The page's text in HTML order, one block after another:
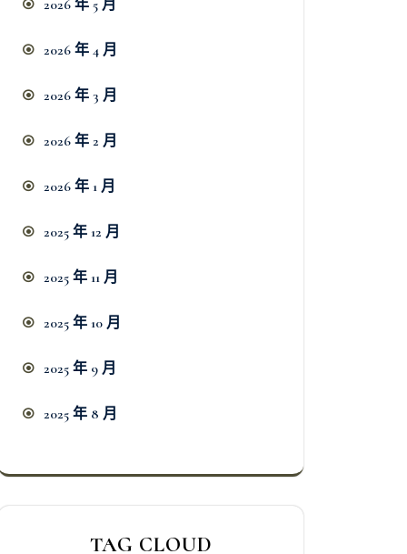
2026 年 5 月
2026 年 4 月
2026 年 3 月
2026 年 2 月
2026 年 1 月
2025 年 12 月
2025 年 11 月
2025 年 10 月
2025 年 9 月
2025 年 8 月
TAG CLOUD